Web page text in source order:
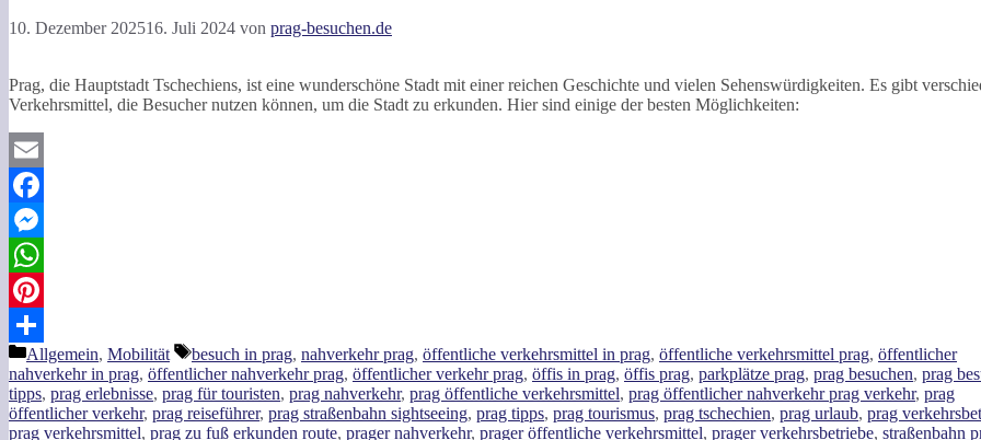
10. Dezember 202516. Juli 2024 von prag-besuchen.de
Prag, die Hauptstadt Tschechiens, ist eine wunderschöne Stadt mit einer reichen Geschichte und vielen Sehenswürdigkeiten. Es gibt
Verkehrsmittel, die Besucher nutzen können, um die Stadt zu erkunden. Hier sind einige der besten Möglichkeiten:
Email
Facebook
Messenger
WhatsApp
Pinterest
Teilen
Kategorien
Allgemein, Mobilität Schlagwörter
besuch in prag, nahverkehr prag, öffentliche verkehrsmittel in prag, öffentliche verkehrsmittel prag, öffentlicher
nahverkehr in prag, öffentlicher nahverkehr prag, öffentlicher verkehr prag, öffis in prag, öffis prag, parkplätze prag, prag besuchen, prag
tipps, prag erlebnisse, prag für touristen, prag nahverkehr, prag öffentliche verkehrsmittel, prag öffentlicher nahverkehr prag verkehr, prag
öffentlicher verkehr, prag reiseführer, prag straßenbahn sightseeing, prag tipps, prag tourismus, prag tschechien, prag urlaub, prag
prag verkehrsmittel, prag zu fuß erkunden route, prager nahverkehr, prager öffentliche verkehrsmittel, prager verkehrsbetriebe, straßenbahn